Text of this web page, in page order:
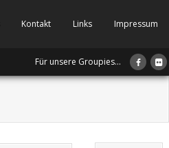
Kontakt Links Impressum
Für unsere Groupies...